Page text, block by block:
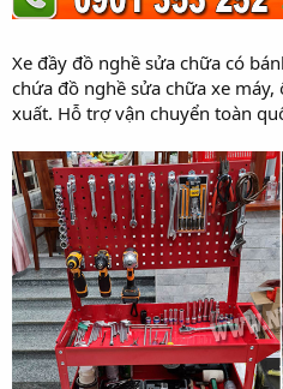
Xe đầy đồ nghề sửa chữa có
chứa đồ nghề sửa chữa xe
xuất. Hỗ trợ vận chuyển toàn